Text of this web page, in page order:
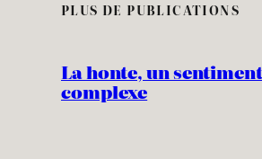
PLUS DE PUBLICATIONS
La honte, un sentiment
complexe